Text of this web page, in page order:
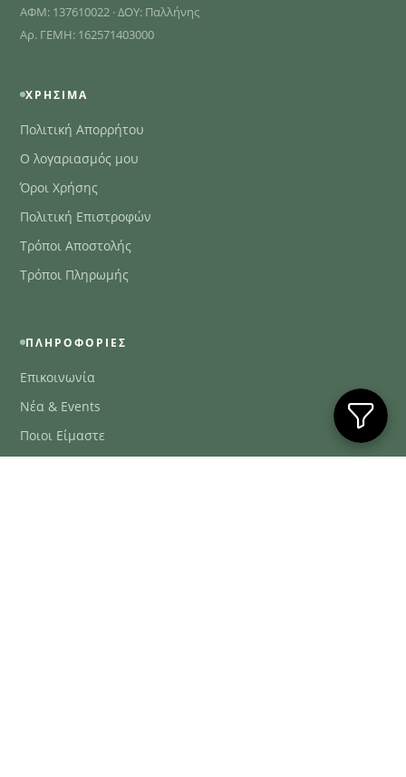
ΑΦΜ: 137610022 · ΔΟΥ: Παλλήνης
Αρ. ΓΕΜΗ: 162571403000
ΧΡΉΣΙΜΑ
Πολιτική Απορρήτου
Ο λογαριασμός μου
Όροι Χρήσης
Πολιτική Επιστροφών
Τρόποι Αποστολής
Τρόποι Πληρωμής
ΠΛΗΡΟΦΟΡΊΕΣ
Επικοινωνία
Νέα & Events
Ποιοι Είμαστε